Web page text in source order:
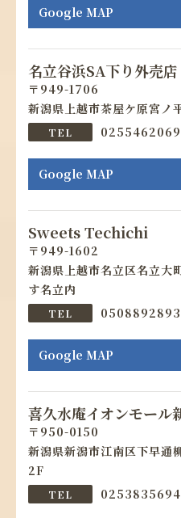
Google MAP
名立谷浜SA下り外売店
949-1706
新潟県上越市茶屋ケ原宮ノ
0255462069
Google MAP
Sweets Techichi
949-1602
新潟県上越市名立区名立
す名立内
Google MAP
喜久水庵イオンモール
950-0150
新潟県新潟市江南区下早通
2F
0253835694